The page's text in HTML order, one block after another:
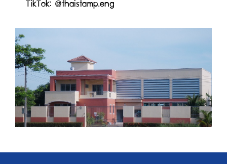
TikTok: @thaistamp.eng